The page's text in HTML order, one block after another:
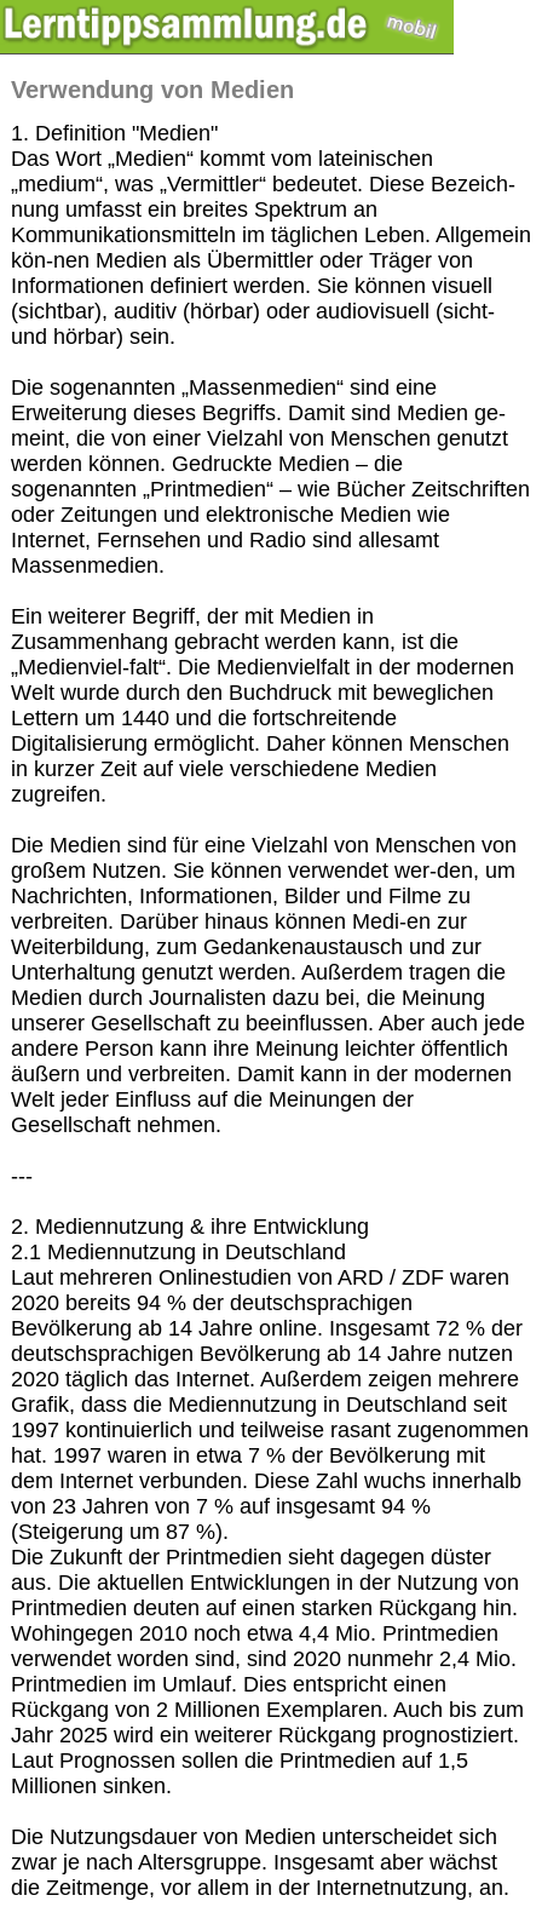
Verwendung von Medien
1. Definition "Medien"
Das Wort „Medien“ kommt vom lateinischen
„medium“, was „Vermittler“ bedeutet. Diese Bezeich-
nung umfasst ein breites Spektrum an
Kommunikationsmitteln im täglichen Leben. Allgemein
kön-nen Medien als Übermittler oder Träger von
Informationen definiert werden. Sie können visuell
(sichtbar), auditiv (hörbar) oder audiovisuell (sicht-
und hörbar) sein.
Die sogenannten „Massenmedien“ sind eine
Erweiterung dieses Begriffs. Damit sind Medien ge-
meint, die von einer Vielzahl von Menschen genutzt
werden können. Gedruckte Medien – die
sogenannten „Printmedien“ – wie Bücher Zeitschriften
oder Zeitungen und elektronische Medien wie
Internet, Fernsehen und Radio sind allesamt
Massenmedien.
Ein weiterer Begriff, der mit Medien in
Zusammenhang gebracht werden kann, ist die
„Medienviel-falt“. Die Medienvielfalt in der modernen
Welt wurde durch den Buchdruck mit beweglichen
Lettern um 1440 und die fortschreitende
Digitalisierung ermöglicht. Daher können Menschen
in kurzer Zeit auf viele verschiedene Medien
zugreifen.
Die Medien sind für eine Vielzahl von Menschen von
großem Nutzen. Sie können verwendet wer-den, um
Nachrichten, Informationen, Bilder und Filme zu
verbreiten. Darüber hinaus können Medi-en zur
Weiterbildung, zum Gedankenaustausch und zur
Unterhaltung genutzt werden. Außerdem tragen die
Medien durch Journalisten dazu bei, die Meinung
unserer Gesellschaft zu beeinflussen. Aber auch jede
andere Person kann ihre Meinung leichter öffentlich
äußern und verbreiten. Damit kann in der modernen
Welt jeder Einfluss auf die Meinungen der
Gesellschaft nehmen.
---
2. Mediennutzung & ihre Entwicklung
2.1 Mediennutzung in Deutschland
Laut mehreren Onlinestudien von ARD / ZDF waren
2020 bereits 94 % der deutschsprachigen
Bevölkerung ab 14 Jahre online. Insgesamt 72 % der
deutschsprachigen Bevölkerung ab 14 Jahre nutzen
2020 täglich das Internet. Außerdem zeigen mehrere
Grafik, dass die Mediennutzung in Deutschland seit
1997 kontinuierlich und teilweise rasant zugenommen
hat. 1997 waren in etwa 7 % der Bevölkerung mit
dem Internet verbunden. Diese Zahl wuchs innerhalb
von 23 Jahren von 7 % auf insgesamt 94 %
(Steigerung um 87 %).
Die Zukunft der Printmedien sieht dagegen düster
aus. Die aktuellen Entwicklungen in der Nutzung von
Printmedien deuten auf einen starken Rückgang hin.
Wohingegen 2010 noch etwa 4,4 Mio. Printmedien
verwendet worden sind, sind 2020 nunmehr 2,4 Mio.
Printmedien im Umlauf. Dies entspricht einen
Rückgang von 2 Millionen Exemplaren. Auch bis zum
Jahr 2025 wird ein weiterer Rückgang prognostiziert.
Laut Prognossen sollen die Printmedien auf 1,5
Millionen sinken.
Die Nutzungsdauer von Medien unterscheidet sich
zwar je nach Altersgruppe. Insgesamt aber wächst
die Zeitmenge, vor allem in der Internetnutzung, an.